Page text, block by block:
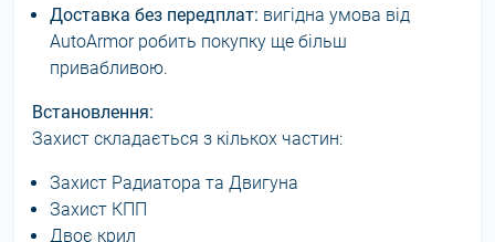
Доставка без передплат: вигідна умова від
AutoArmor робить покупку ще більш
привабливою.
Встановлення:
Захист складається з кількох частин:
Захист Радиатора та Двигуна
Захист КПП
Двоє крил